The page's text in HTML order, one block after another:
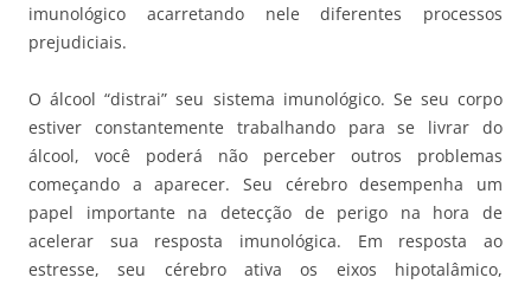
imunológico acarretando nele diferentes processos
prejudiciais.
O álcool “distrai” seu sistema imunológico. Se seu corpo
estiver constantemente trabalhando para se livrar do
álcool, você poderá não perceber outros problemas
começando a aparecer. Seu cérebro desempenha um
papel importante na detecção de perigo na hora de
acelerar sua resposta imunológica. Em resposta ao
estresse, seu cérebro ativa os eixos hipotalâmico,